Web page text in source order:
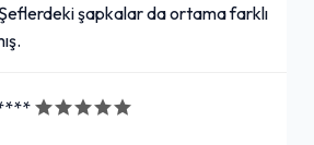
şapkalar da ortama farklı